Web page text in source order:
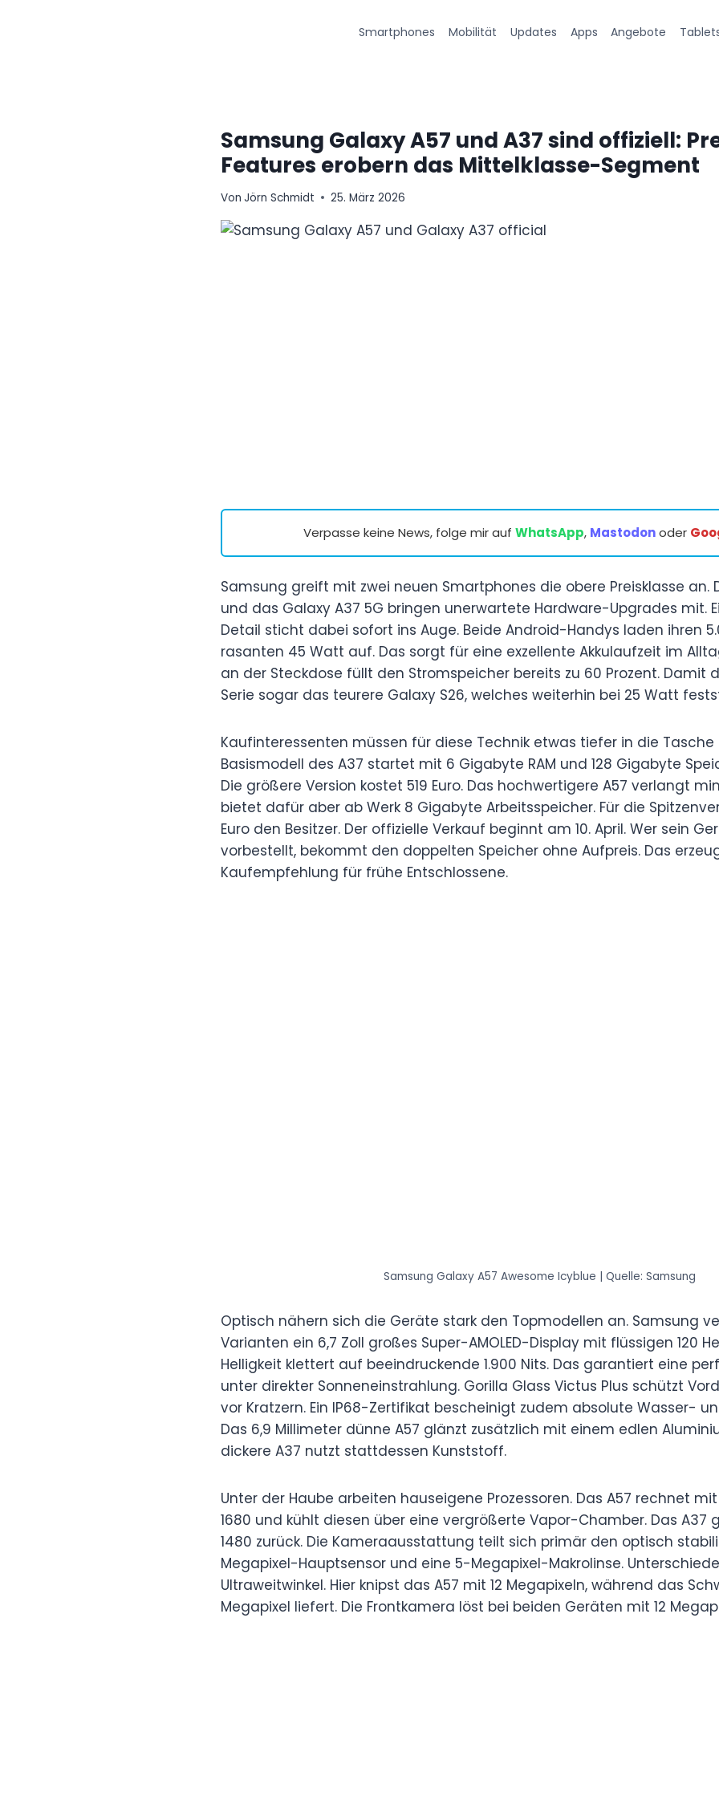
Smartphones Mobilität Updates Apps Angebote
Samsung Galaxy A57 und A37 sind offiziell:
Features erobern das Mittelklasse-Segment
Von Jörn Schmidt 25. März 2026
Verpasse keine News, folge mir auf WhatsApp, Mastodonoder
Samsung greift mit zwei neuen Smartphones die obere Preisklasse an.
und das Galaxy A37 5G bringen unerwartete Hardware-Upgrades mit.
Detail sticht dabei sofort ins Auge. Beide Android-Handys laden ihren
rasanten 45 Watt auf. Das sorgt für eine exzellente Akkulaufzeit im
an der Steckdose füllt den Stromspeicher bereits zu 60 Prozent. Damit
Serie sogar das teurere Galaxy S26, welches weiterhin bei 25 Watt
Kaufinteressenten müssen für diese Technik etwas tiefer in die Tasche
Basismodell des A37 startet mit 6 Gigabyte RAM und 128 Gigabyte
Die größere Version kostet 519 Euro. Das hochwertigere A57 verlangt
bietet dafür aber ab Werk 8 Gigabyte Arbeitsspeicher. Für die
Euro den Besitzer. Der offizielle Verkauf beginnt am 10. April. Wer sein
vorbestellt, bekommt den doppelten Speicher ohne Aufpreis. Das
Kaufempfehlung für frühe Entschlossene.
Samsung Galaxy A57 Awesome Icyblue | Quelle: Samsung
Optisch nähern sich die Geräte stark den Topmodellen an. Samsung
Varianten ein 6,7 Zoll großes Super-AMOLED-Display mit flüssigen 120
Helligkeit klettert auf beeindruckende 1.900 Nits. Das garantiert eine
unter direkter Sonneneinstrahlung. Gorilla Glass Victus Plus schützt
vor Kratzern. Ein IP68-Zertifikat bescheinigt zudem absolute Wasser-
Das 6,9 Millimeter dünne A57 glänzt zusätzlich mit einem edlen
dickere A37 nutzt stattdessen Kunststoff.
Unter der Haube arbeiten hauseigene Prozessoren. Das A57 rechnet
1680 und kühlt diesen über eine vergrößerte Vapor-Chamber. Das A37
1480 zurück. Die Kameraausstattung teilt sich primär den optisch
Megapixel-Hauptsensor und eine 5-Megapixel-Makrolinse.
Ultraweitwinkel. Hier knipst das A57 mit 12 Megapixeln, während das
Megapixel liefert. Die Frontkamera löst bei beiden Geräten mit 12